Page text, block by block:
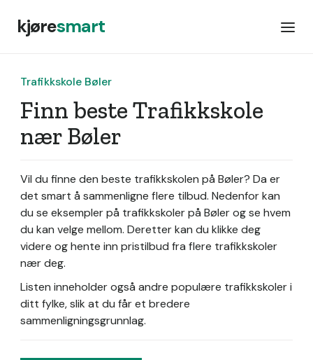
kjøresmart
Trafikkskole Bøler
Finn beste Trafikkskole
nær Bøler
Vil du finne den beste trafikkskolen på Bøler? Da er
det smart å sammenligne flere tilbud. Nedenfor kan
du se eksempler på trafikkskoler på Bøler og se hvem
du kan velge mellom. Deretter kan du klikke deg
videre og hente inn pristilbud fra flere trafikkskoler
nær deg.
Listen inneholder også andre populære trafikkskoler i
ditt fylke, slik at du får et bredere
sammenligningsgrunnlag.